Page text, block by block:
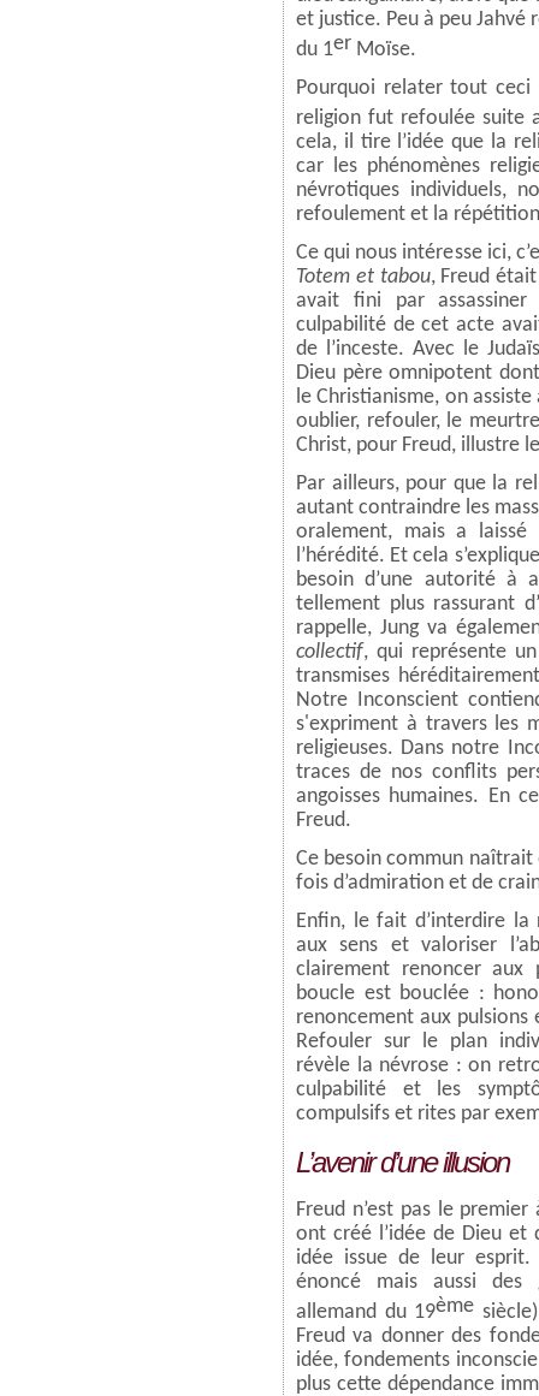
et justice. Peu à peu Jahvé
du 1er Moïse.
Pourquoi relater tout
religion fut refoulée suite
cela, il tire l’idée que la
car les phénomènes
névrotiques individuels,
refoulement et la
Ce qui nous intéresse ici,
Totem et tabou, Freud
avait fini par
culpabilité de cet acte
de l’inceste. Avec le
Dieu père omnipotent
le Christianisme, on
oublier, refouler, le
Christ, pour Freud, illustre
Par ailleurs, pour que la
autant contraindre les
oralement, mais a laissé
l’hérédité. Et cela
besoin d’une autorité à
tellement plus rassurant
rappelle, Jung va
collectif, qui représente
transmises
Notre Inconscient
s'expriment à travers les
religieuses. Dans notre
traces de nos conflits
angoisses humaines. En
Freud.
Ce besoin commun naîtrait
fois d’admiration et de
Enfin, le fait d’interdire la
aux sens et valoriser
clairement renoncer aux
boucle est bouclée :
renoncement aux
Refouler sur le plan
révèle la névrose : on
culpabilité et les
compulsifs et rites par
L’avenir d’une illusion
Freud n’est pas le
ont créé l’idée de Dieu et
idée issue de leur esprit.
énoncé mais aussi des
allemand du 19ème
Freud va donner des
idée, fondements
plus cette dépendance